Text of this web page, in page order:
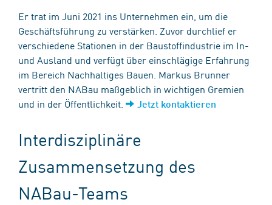
Er trat im Juni 2021 ins Unternehmen ein, um die
Geschäftsführung zu verstärken. Zuvor durchlief er
verschiedene Stationen in der Baustoffindustrie im In-
und Ausland und verfügt über einschlägige Erfahrung
im Bereich Nachhaltiges Bauen. Markus Brunner
vertritt den NABau maßgeblich in wichtigen Gremien
und in der Öffentlichkeit.
Jetzt kontaktieren
Interdisziplinäre
Zusammensetzung des
NABau-Teams